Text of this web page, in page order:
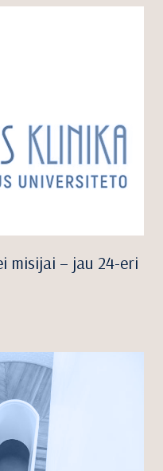
misijai – jau 24-eri